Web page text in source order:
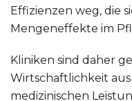
Effizienzen weg, die
Mengeneffekte im
Kliniken sind daher
Wirtschaftlichkeit
medizinischen